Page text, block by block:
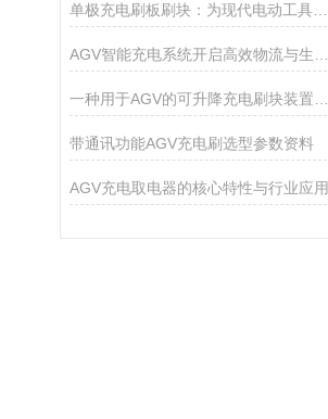
单极充电刷板刷块：为现代电动工具带来无缝能量传递
带通讯功能AGV充电刷选型参数资料
AGV充电取电器的核心特性与行业应用